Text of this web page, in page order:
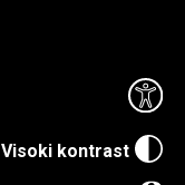
Visoki kontrast